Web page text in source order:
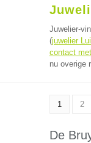
Juwelier-
(juwelier
contact
nu overige
1 2
De